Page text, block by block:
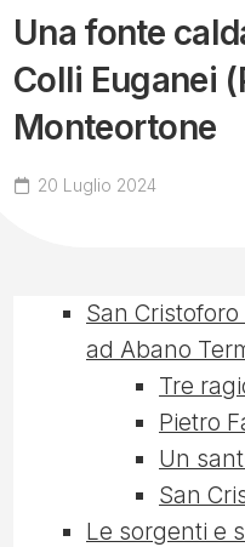
Una fonte
Colli Euganei
Monteortone
20 Luglio 2024
San
ad Abano
Tre
Pietro
Un
San
Le sorgenti e